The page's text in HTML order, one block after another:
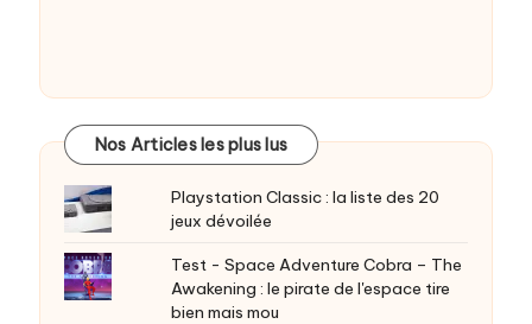
Nos Articles les plus lus
Playstation Classic : la liste des 20
jeux dévoilée
Test - Space Adventure Cobra – The
Awakening : le pirate de l'espace tire
bien mais mou